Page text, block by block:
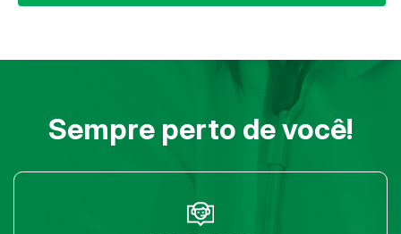
Sempre perto de você!